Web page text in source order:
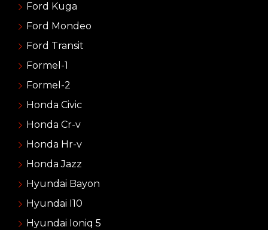
Ford Kuga
Ford Mondeo
Ford Transit
Formel-1
Formel-2
Honda Civic
Honda Cr-v
Honda Hr-v
Honda Jazz
Hyundai Bayon
Hyundai I10
Hyundai Ioniq 5